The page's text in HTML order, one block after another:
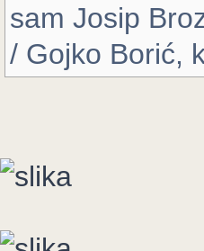
sam Josip
/ Gojko Borić,